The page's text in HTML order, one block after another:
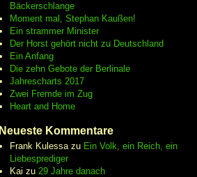
Bäckerschlange
Moment mal, Stephan Kaußen!
Ein strammer Minister
Der Horst gehört nicht zu Deutschland
Ein Anfang
Die zehn Gebote der Berlinale
Jahrescharts 2017
Zwei Fremde im Zug
Heart and Home
Neueste Kommentare
Frank Kulessazu Ein Volk, ein Reich, ein
Liebesprediger
Kai zu 29 Jahre danach